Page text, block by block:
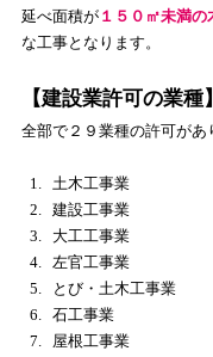
延べ面積が １５０㎡未満
な工事となります。
【建設業許可の業種】
全部で２９業種の許可があ
土木工事業
建設工事業
大工工事業
左官工事業
とび・土木工事業
石工事業
屋根工事業